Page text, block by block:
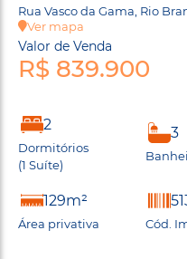
Rua Vasco da Gama, Rio
Ver mapa
Valor de Venda
R$ 839.900
2
Dormitórios
(1 Suíte)
3
129m²
Área privativa Cód.